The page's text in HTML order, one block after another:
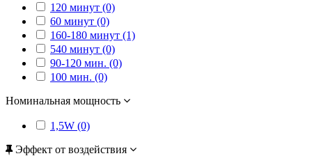
120 минут (0)
60 минут (0)
160-180 минут (1)
540 минут (0)
90-120 мин. (0)
100 мин. (0)
Номинальная мощность
1,5W (0)
Эффект от воздействия